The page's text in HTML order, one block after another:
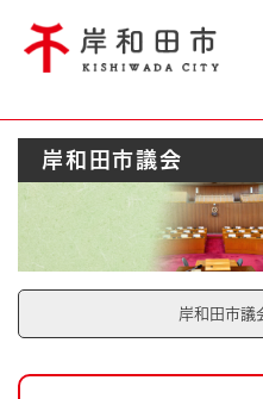
Foreign language
やさしい日本語
防災・緊急情報
ハザードマップ
岸和田市議会
岸和田市議
本